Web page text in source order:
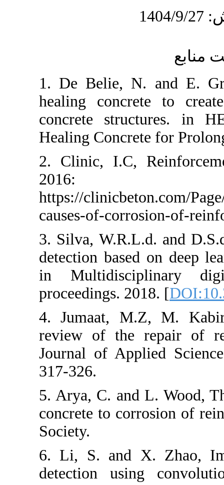
1. De Belie,
healing
concrete
Healing
2. Clinic, I.C,
https://
causes-of-
3. Silva,
detection
in
proceedings.
4. Jumaat,
review of the
Journal of
5. Arya, C.
concrete to
6. Li, S. and
detection